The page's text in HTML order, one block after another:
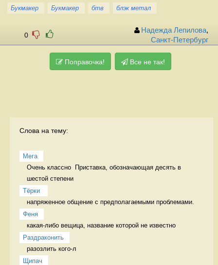
Букмакер Букмакер бтв блэк метал
0
Надежда Лепилова,
Санкт-Петербург
Поправочка! Все не так!
Слова на тему:
Мега
Очень классно  Приставка, обозначающая десять в
шестой степени
Тёрки
напряженное общение с предполагаемыми проблемами.
Феня
какая-либо вещица, название которой не известно
Раздраконить
разозлить кого-л
Щипач